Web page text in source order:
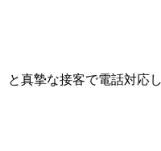
と真摯な接客で電話対応